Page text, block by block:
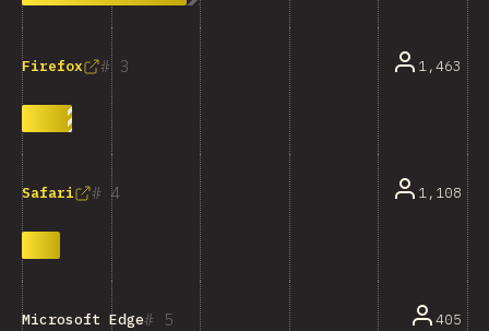
3
Firefox 1,463
4
Safari 1,108
5
Microsoft Edge 405